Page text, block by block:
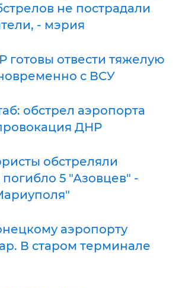
не пострадали
- мэрия
готовы отвести тяжелую
с ВСУ
обстрел аэропорта
ДНР
обстреляли
5 "Азовцев" -
аэропорту
В старом терминале